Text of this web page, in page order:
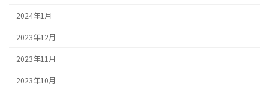
2024年1月
2023年12月
2023年11月
2023年10月